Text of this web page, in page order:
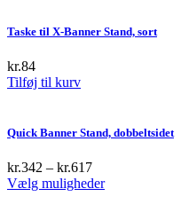
Taske til X-Banner Stand, sort
kr.84
Tilføj til kurv
Quick Banner Stand, dobbeltsidet
kr.342 – kr.617
Vælg mulighederThis